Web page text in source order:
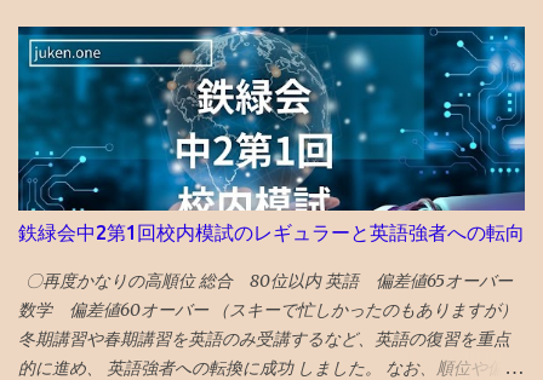
でしょう。 数学や理科のバランスが気になりますが、もはや会話
もないので、見守るのみです。 というか、そんな心配親がしなく
ても、鉄の先生たちが、アドバイスしているようなのは、鉄の家
庭あて報告書を見ても伝わってきました。 この段階になると、 学
習戦略のアドバイスは塾の仕事 ですね。
鉄緑会中2第1回校内模試のレギュラーと英語強者への転向
〇再度かなりの高順位 総合 80位以内 英語 偏差値65オーバー
数学 偏差値60オーバー （スキーで忙しかったのもありますが）
冬期講習や春期講習を英語のみ受講するなど、英語の復習を重点
的に進め、 英語強者への転換に成功 しました。 なお、順位や偏差